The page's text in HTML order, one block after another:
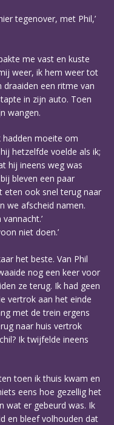
tegenover, met Phil,’
me vast en kuste
weer, ik hem weer tot
een ritme van
in zijn auto. Toen
wangen.
hadden moeite om
hetzelfde voelde als ik;
hij ineens weg was
bleven een paar
eten ook snel terug naar
we afscheid namen.
vannacht.’
niet doen.’
het beste. Van Phil
nog een keer voor
ze terug. Ik had geen
vertrok aan het einde
met de trein ergens
naar huis vertrok
Ik twijfelde ineens
toen ik thuis kwam en
eens hoe gezellig het
wat er gebeurd was. Ik
en bleef volhouden dat